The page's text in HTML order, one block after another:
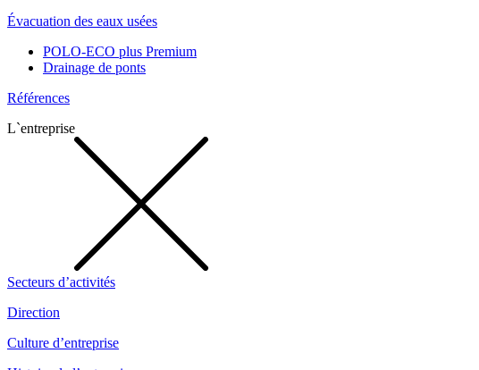
Évacuation des eaux usées
POLO-ECO plus Premium
Drainage de ponts
Références
L`entreprise
Secteurs d’activités
Direction
Culture d’entreprise